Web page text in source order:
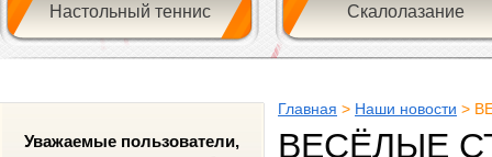
Настольный теннис Скалолазание
Уважаемые пользователи,
Главная > Наши новости >
ВЕСЁЛЫЕ